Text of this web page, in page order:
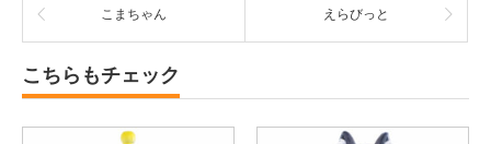
こまちゃん えらびっと
こちらもチェック